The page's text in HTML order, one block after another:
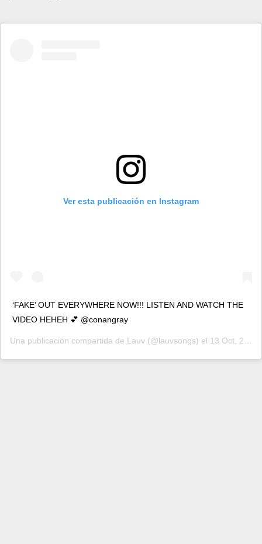
Ver esta publicación en Instagram
‘FAKE’ OUT EVERYWHERE NOW!!! LISTEN AND WATCH THE
VIDEO HEHEH 💕 @conangray
Una publicación compartida de Lauv (@lauvsongs) el 13 Oct, 2020 a las 9:18 PDT